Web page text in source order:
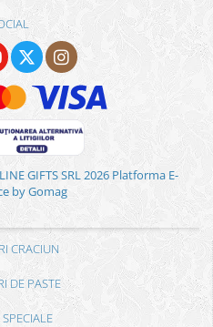
GIFTS SRL 2026 Platforma E-
by Gomag
CRACIUN
DE PASTE